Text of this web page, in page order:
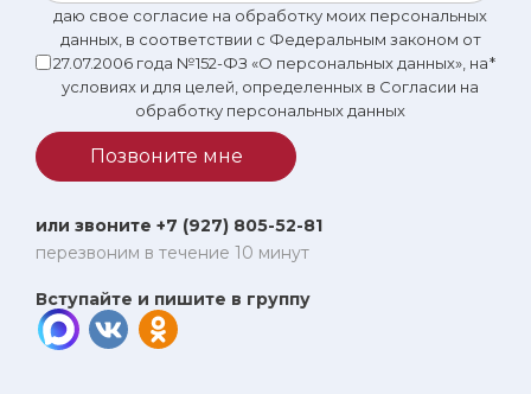
даю свое согласие на обработку моих персональных
данных, в соответствии с Федеральным законом от
27.07.2006 года №152-ФЗ «О персональных данных», на
условиях и для целей, определенных в Согласии на
обработку персональных данных
*
Позвоните мне
или звоните +7 (927) 805-52-81
перезвоним в течение 10 минут
Вступайте и пишите в группу